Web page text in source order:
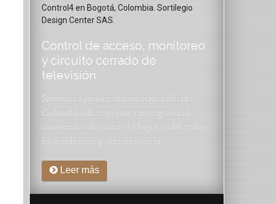
Control de acceso, monitoreo
y circuito cerrado de
televisión
Somos el proveedor mas grande de
Colombia de equipos en seguridad
automatizada para el Hogar, cableados,
inalámbricos y de monitoreo.
Leer más